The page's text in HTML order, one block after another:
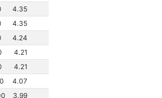
4.35
4.35
4.24
4.21
4.21
4.07
3.99